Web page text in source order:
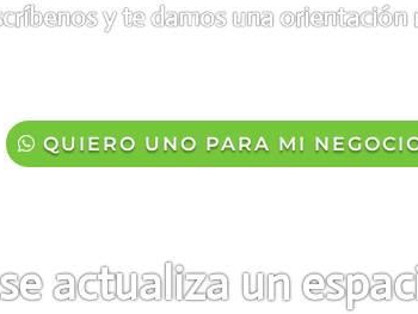
y te damos una orientación
QUIERO UNO PARA MI
actualiza un